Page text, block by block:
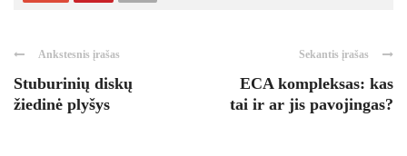
Ankstesnis įrašas
Stuburinių diskų
žiedinė plyšys
Sekantis įrašas
ECA kompleksas: kas
tai ir ar jis pavojingas?